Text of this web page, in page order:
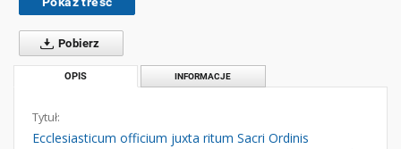
Pobierz
OPIS INFORMACJE
Tytuł:
Ecclesiasticum officium juxta ritum Sacri Ordinis